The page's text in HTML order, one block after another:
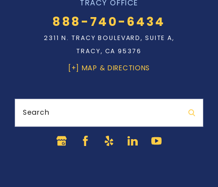
TRACY OFFICE
888-740-6434
2311 N. TRACY BOULEVARD, SUITE A,
TRACY, CA 95376
[+] MAP & DIRECTIONS
Search